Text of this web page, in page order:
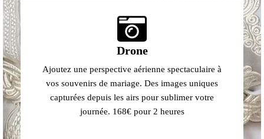
Drone
Ajoutez une perspective aérienne spectaculaire à
vos souvenirs de mariage. Des images uniques
capturées depuis les airs pour sublimer votre
journée. 168€ pour 2 heures